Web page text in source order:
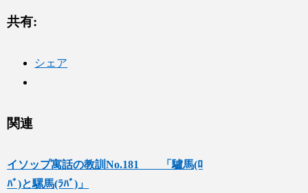
共有:
シェア
関連
イソップ寓話の教訓No.181 「驢馬(ﾛ
ﾊﾞ)と騾馬(ﾗﾊﾞ)」